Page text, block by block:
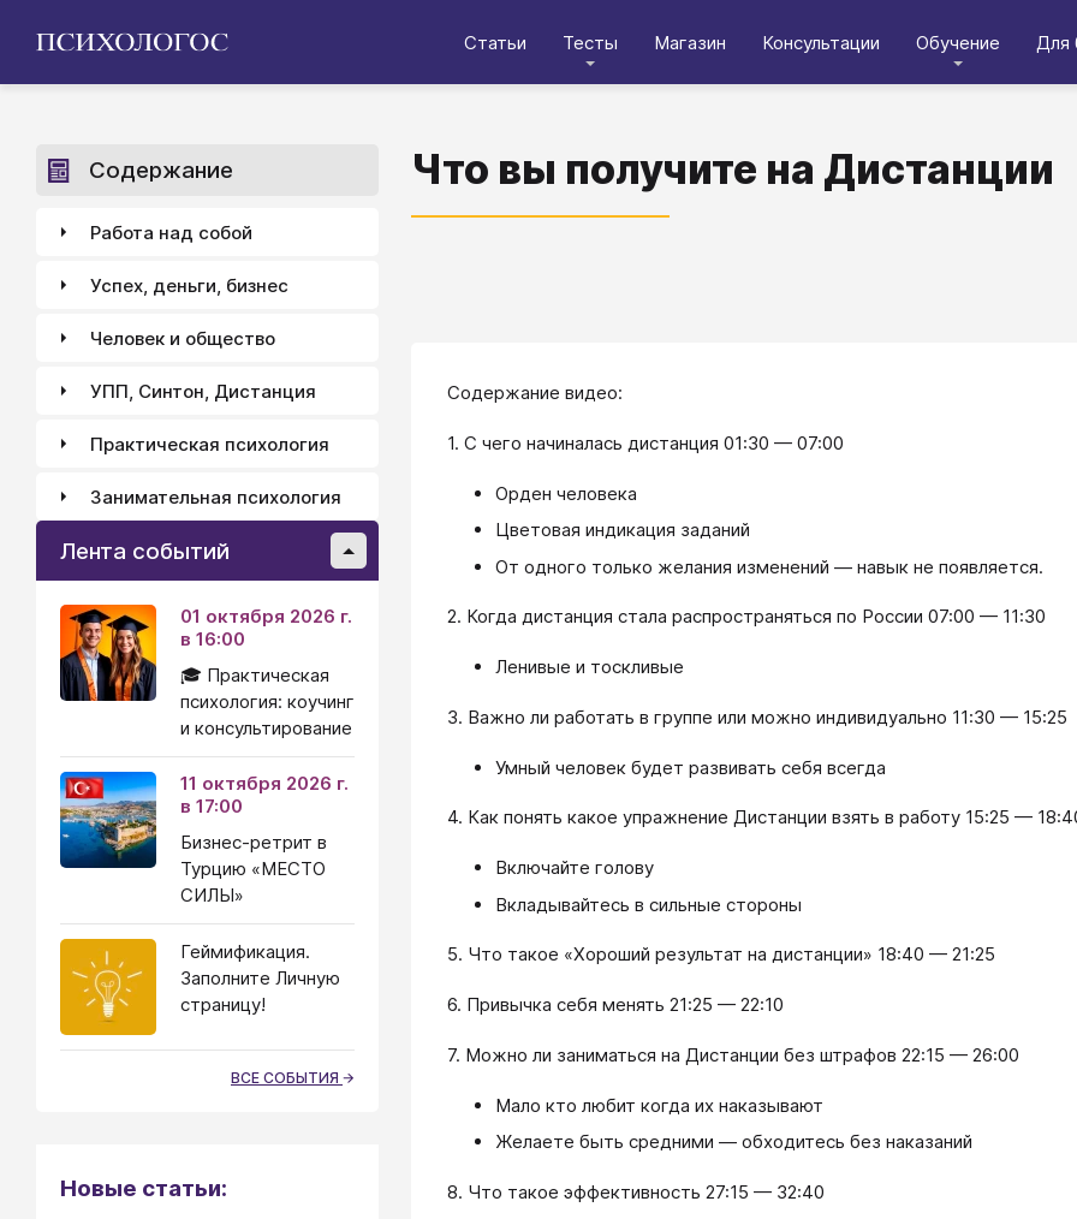
Статьи Тесты Магазин Консультации Обучение Для
Что вы получите на Дистанции
Содержание видео:
1. С чего начиналась дистанция 01:30 — 07:00
Орден человека
Цветовая индикация заданий
От одного только желания изменений — навык не появляется.
2. Когда дистанция стала распространяться по России 07:00 — 11:30
Ленивые и тоскливые
3. Важно ли работать в группе или можно индивидуально 11:30 — 15:25
Умный человек будет развивать себя всегда
4. Как понять какое упражнение Дистанции взять в работу 15:25 —
Включайте голову
Вкладывайтесь в сильные стороны
5. Что такое «Хороший результат на дистанции» 18:40 — 21:25
6. Привычка себя менять 21:25 — 22:10
7. Можно ли заниматься на Дистанции без штрафов 22:15 — 26:00
Мало кто любит когда их наказывают
Желаете быть средними — обходитесь без наказаний
8. Что такое эффективность 27:15 — 32:40
Содержание
Работа над собой
Успех, деньги, бизнес
Человек и общество
УПП, Синтон, Дистанция
Практическая психология
Занимательная психология
Лента событий
01 октября 2026 г.
в 16:00
🎓 Практическая
психология: коучинг
и консультирование
11 октября 2026 г.
в 17:00
Бизнес-ретрит в
Турцию «МЕСТО
СИЛЫ»
Геймификация.
Заполните Личную
страницу!
ВСЕ СОБЫТИЯ
Новые статьи: